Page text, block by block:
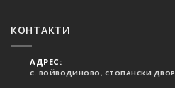
КОНТАКТИ
АДРЕС:
С. ВОЙВОДИНОВО, СТОПАНСКИ ДВОР